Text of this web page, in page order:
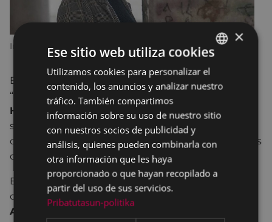
Imagen: Noticias de Alava
En esta cita del curso, el grupo de lectura
“Idazlearekin harixa emoten” invitará a
Hernando
, que estará con nosotros/as para hablar
sobre su libro
Izotz ura
, por lo que tendremos
ocasión de hacer todas las preguntas y comentarios
que queramos sobre el mismo.
En esta actividad que se lleva a cabo en
colaboración con
etakitto
Aldazabal
será la encargada de dirigir la sesión.
BASQUE
SPANISH
×
Ese sitio web utiliza cookies
Utilizamos cookies para personalizar el
contenido, los anuncios y analizar nuestro
tráfico. También compartimos
información sobre su uso de nuestro sitio
con nuestros socios de publicidad y
análisis, quienes pueden combinarla con
otra información que les haya
proporcionado o que hayan recopilado a
partir del uso de sus servicios.
Pribatutasun-politika